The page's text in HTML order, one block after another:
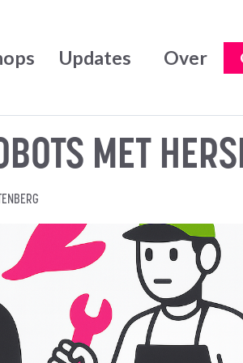
Updates Over
MET